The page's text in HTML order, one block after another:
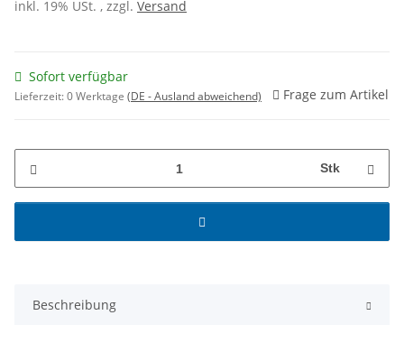
inkl. 19% USt. , zzgl. Versand
Sofort verfügbar
Lieferzeit:0 Werktage (DE - Ausland abweichend) Frage zum Artikel
Stk
Beschreibung